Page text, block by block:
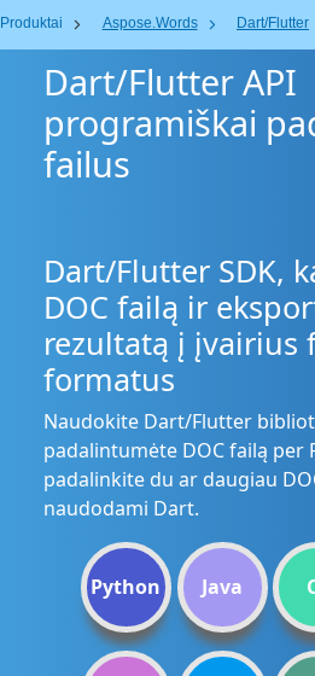
Produktai Aspose.Words Dart/Flutter
Dart/Flutter API
programiškai
failus
Dart/Flutter SDK,
DOC failą ir
rezultatą į įvairius
formatus
Naudokite Dart/Flutter
padalintumėte DOC failą per
padalinkite du ar daugiau
naudodami Dart.
Python Java